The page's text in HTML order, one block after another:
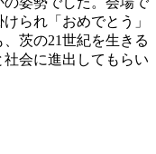
られ「おめでとう」
茨の21世紀を生きる
会に進出してもらい